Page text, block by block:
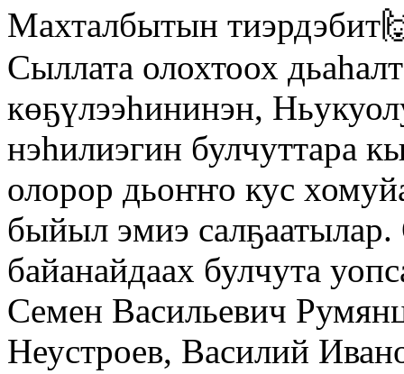
Махталбытын
Сыллата олохтоох
көҕүлээһининэн,
нэһилиэгин булчуттара
олорор дьоҥҥо кус
быйыл эмиэ
байанайдаах булчута
Семен Васильевич
Неустроев, Василий